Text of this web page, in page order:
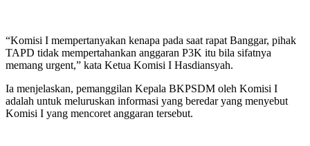
“Komisi I mempertanyakan kenapa pada saat rapat Banggar, pihak
TAPD tidak mempertahankan anggaran P3K itu bila sifatnya
memang urgent,” kata Ketua Komisi I Hasdiansyah.
Ia menjelaskan, pemanggilan Kepala BKPSDM oleh Komisi I
adalah untuk meluruskan informasi yang beredar yang menyebut
Komisi I yang mencoret anggaran tersebut.